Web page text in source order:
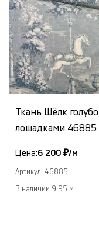
Ткань Шёлк
лошадками 46885
Цена:6 200 ₽/м
Артикул: 46885
В наличии 9.95 м